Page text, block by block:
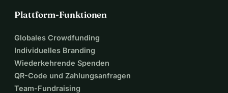
und nehmen an regulären
Sportwettkämpfen teil.
Plattform-Funktionen
Globales Crowdfunding
Individuelles Branding
Wiederkehrende Spenden
QR-Code und Zahlungsanfragen
Team-Fundraising